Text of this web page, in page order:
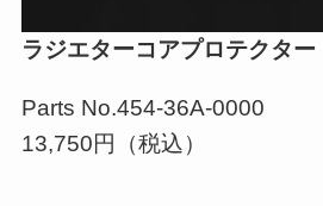
ラジエターコアプロテクター
Parts No.454-36A-0000
13,750円（税込）